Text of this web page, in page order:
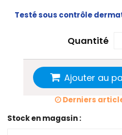
Testé sous contrôle
Quantité
Ajouter au
Derniers
Stock en magasin :